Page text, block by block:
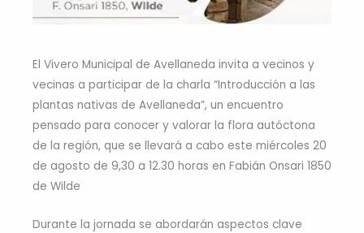
El Vivero Municipal de Avellaneda invita a vecinos y
vecinas a participar de la charla “Introducción a las
plantas nativas de Avellaneda”, un encuentro
pensado para conocer y valorar la flora autóctona
de la región, que se llevará a cabo este miércoles 20
de agosto de 9,30 a 12.30 horas en Fabián Onsari 1850
de Wilde
Durante la jornada se abordarán aspectos clave